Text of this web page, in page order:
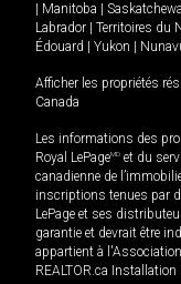
Manitoba
Labrador
Territoires du
Édouard
Yukon
Afficher les propriétés
Canada
Les informations des
Royal LePageMD et du
canadienne de
inscriptions tenues par
LePage et ses
garantie et devrait être
appartient à
REALTOR.ca